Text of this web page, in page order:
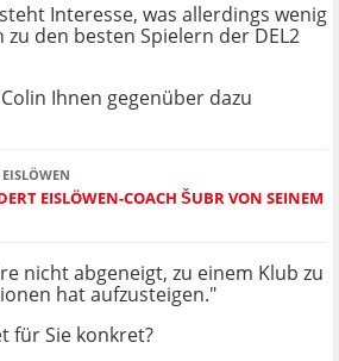
Interesse, was allerdings wenig
den besten Spielern der DEL2
Ihnen gegenüber dazu
EISLÖWEN
EISLÖWEN-COACH ŠUBR VON SEINEM
nicht abgeneigt, zu einem Klub zu
hat aufzusteigen."
für Sie konkret?